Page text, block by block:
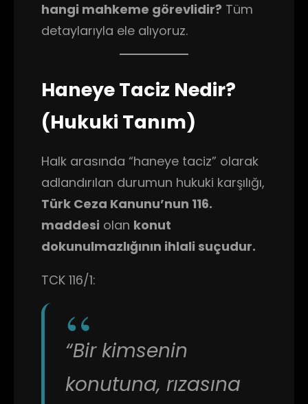
hangi mahkeme görevlidir? Tüm
detaylarıyla ele alıyoruz.
Haneye Taciz Nedir?
(Hukuki Tanım)
Halk arasında “haneye taciz” olarak
adlandırılan durumun hukuki karşılığı,
Türk Ceza Kanunu’nun 116.
maddesi olan konut
dokunulmazlığının ihlali suçudur.
TCK 116/1:
“Bir kimsenin
konutuna, rızasına